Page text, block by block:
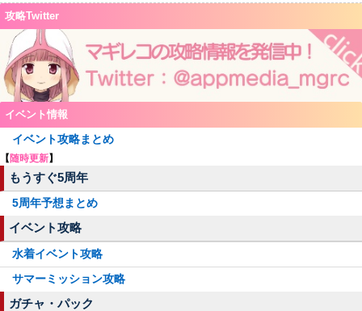
攻略Twitter
イベント情報
イベント攻略まとめ
【随時更新】
もうすぐ5周年
5周年予想まとめ
イベント攻略
水着イベント攻略
サマーミッション攻略
ガチャ・パック